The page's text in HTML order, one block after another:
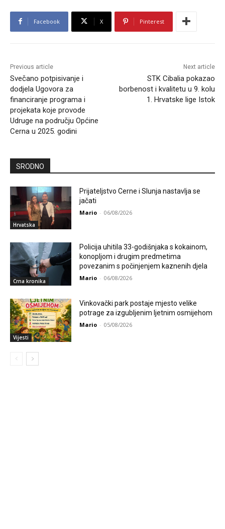
Facebook X Pinterest
Previous article
Svečano potpisivanje i
dodjela Ugovora za
financiranje programa i
projekata koje provode
Udruge na području Općine
Cerna u 2025. godini
Next article
STK Cibalia pokazao
borbenost i kvalitetu u 9. kolu
1. Hrvatske lige Istok
SRODNO
Hrvatska
Prijateljstvo Cerne i Slunja nastavlja se
jačati
Mario - 06/08/2026
Crna kronika
Policija uhitila 33-godišnjaka s kokainom,
konopljom i drugim predmetima
povezanim s počinjenjem kaznenih djela
Mario - 06/08/2026
Vijesti
Vinkovački park postaje mjesto velike
potrage za izgubljenim ljetnim osmijehom
Mario - 05/08/2026